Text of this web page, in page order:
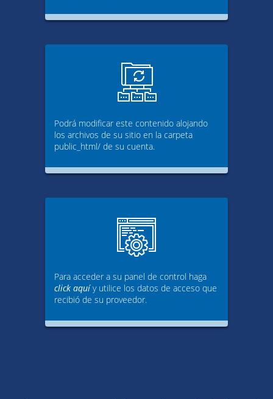
Podrá modificar este contenido alojando
los archivos de su sitio en la carpeta
public_html/ de su cuenta.
Para acceder a su panel de control haga
click aquíy utilice los datos de acceso que
recibió de su proveedor.